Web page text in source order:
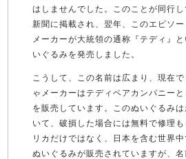
はしませんでした。このことが同行
新聞に掲載され、翌年、このエピソ
メーカーが大統領の通称『テディ』
いぐるみを発売しました。
こうして、この名前は広まり、現在
ゃメーカーはテディベアカンパニー
を販売しています。このぬいぐるみ
いて、破損した場合には無料で修理
リカだけではなく、日本を含む世界
ぬいぐるみが販売されていますが、